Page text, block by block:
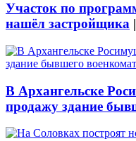
Участок по
нашёл застройщика |
В Архангельске
продажу здание